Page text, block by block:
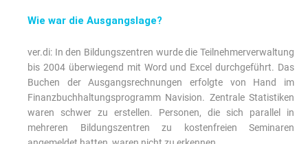
Wie war die Ausgangslage?
ver.di: In den Bildungszentren wurde die Teilnehmerverwaltung
bis 2004 überwiegend mit Word und Excel durchgeführt. Das
Buchen der Ausgangsrechnungen erfolgte von Hand im
Finanzbuchhaltungsprogramm Navision. Zentrale Statistiken
waren schwer zu erstellen. Personen, die sich parallel in
mehreren Bildungszentren zu kostenfreien Seminaren